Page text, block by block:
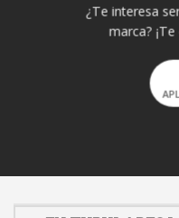
¿Te interesa
marca?